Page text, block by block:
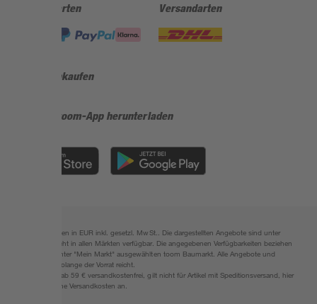
Zahlungsarten Versandarten
Sicher einkaufen
Jetzt die toom-App herunterladen
Alle Preisangaben in EUR inkl. gesetzl. MwSt.. Die dargestellten Angebote sind unter
Umständen nicht in allen Märkten verfügbar. Die angegebenen Verfügbarkeiten beziehen
sich auf den unter "Mein Markt" ausgewählten toom Baumarkt. Alle Angebote und
Produkte nur solange der Vorrat reicht.
*Paketversand ab 59 € versandkostenfrei, gilt nicht für Artikel mit Speditionsversand, hier
fallen zusätzliche Versandkosten an.